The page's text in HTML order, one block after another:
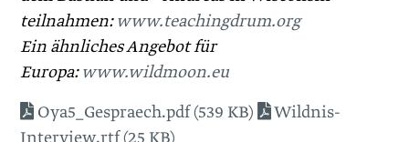
teilnahmen:www.teachingdrum.org
Ein ähnliches Angebot für
Europa:www.wildmoon.eu
Oya5_Gespraech.pdf (539 KB)
Wildnis-